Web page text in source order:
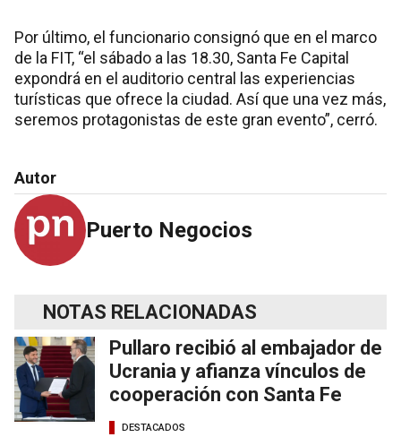
Por último, el funcionario consignó que en el marco
de la FIT, “el sábado a las 18.30, Santa Fe Capital
expondrá en el auditorio central las experiencias
turísticas que ofrece la ciudad. Así que una vez más,
seremos protagonistas de este gran evento”, cerró.
Autor
Puerto Negocios
NOTAS RELACIONADAS
Pullaro recibió al embajador de
Ucrania y afianza vínculos de
cooperación con Santa Fe
DESTACADOS